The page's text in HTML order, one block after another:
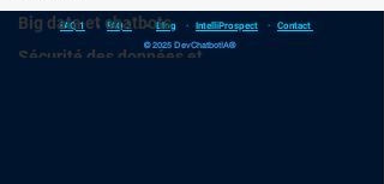
Big data et chatbots
Sécurité des données et
FAQ 1 ·FAQ 2·Blog · IntelliProspect · Contact
© 2025 DevChatbotIA®